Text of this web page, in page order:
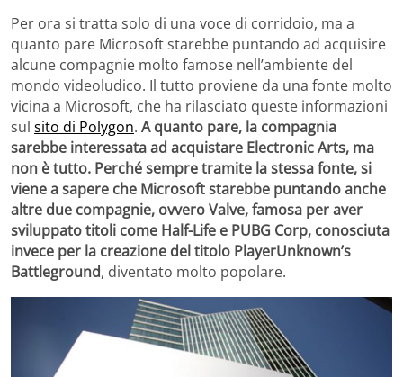
Per ora si tratta solo di una voce di corridoio, ma a
quanto pare Microsoft starebbe puntando ad acquisire
alcune compagnie molto famose nell’ambiente del
mondo videoludico. Il tutto proviene da una fonte molto
vicina a Microsoft, che ha rilasciato queste informazioni
sul sito di Polygon. A quanto pare, la compagnia
sarebbe interessata ad acquistare Electronic Arts, ma
non è tutto. Perché sempre tramite la stessa fonte, si
viene a sapere che Microsoft starebbe puntando anche
altre due compagnie, ovvero Valve, famosa per aver
sviluppato titoli come Half-Life e PUBG Corp, conosciuta
invece per la creazione del titolo PlayerUnknown’s
Battleground, diventato molto popolare.